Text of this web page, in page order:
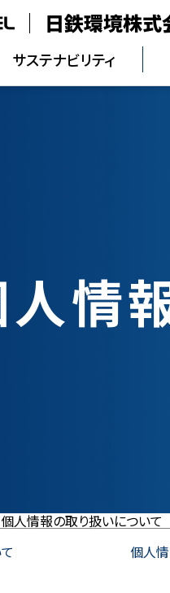
日鉄環境株式
サステナビリティ
情
個人情報の取り扱いについて
個人